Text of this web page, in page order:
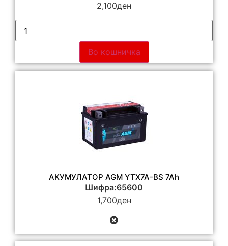
2,100ден
Во кошничка
АКУМУЛАТОР AGM YTX7A-BS 7Ah
Шифра:65600
1,700ден